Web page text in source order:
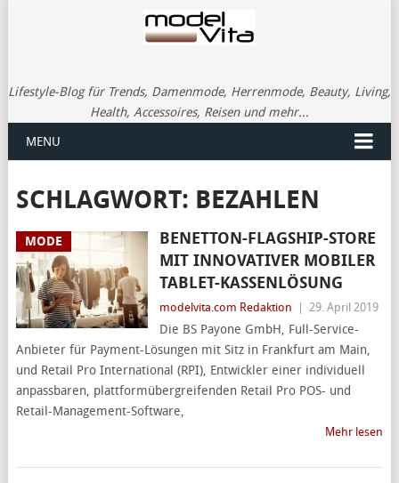
Lifestyle-Blog für Trends, Damenmode, Herrenmode, Beauty, Living,
Health, Accessoires, Reisen und mehr...
MENU
SCHLAGWORT: BEZAHLEN
MODE
BENETTON-FLAGSHIP-STORE
MIT INNOVATIVER MOBILER
TABLET-KASSENLÖSUNG
modelvita.com Redaktion 29. April 2019
Die BS Payone GmbH, Full-Service-
Anbieter für Payment-Lösungen mit Sitz in Frankfurt am Main,
und Retail Pro International (RPI), Entwickler einer individuell
anpassbaren, plattformübergreifenden Retail Pro POS- und
Retail-Management-Software,
Mehr lesen